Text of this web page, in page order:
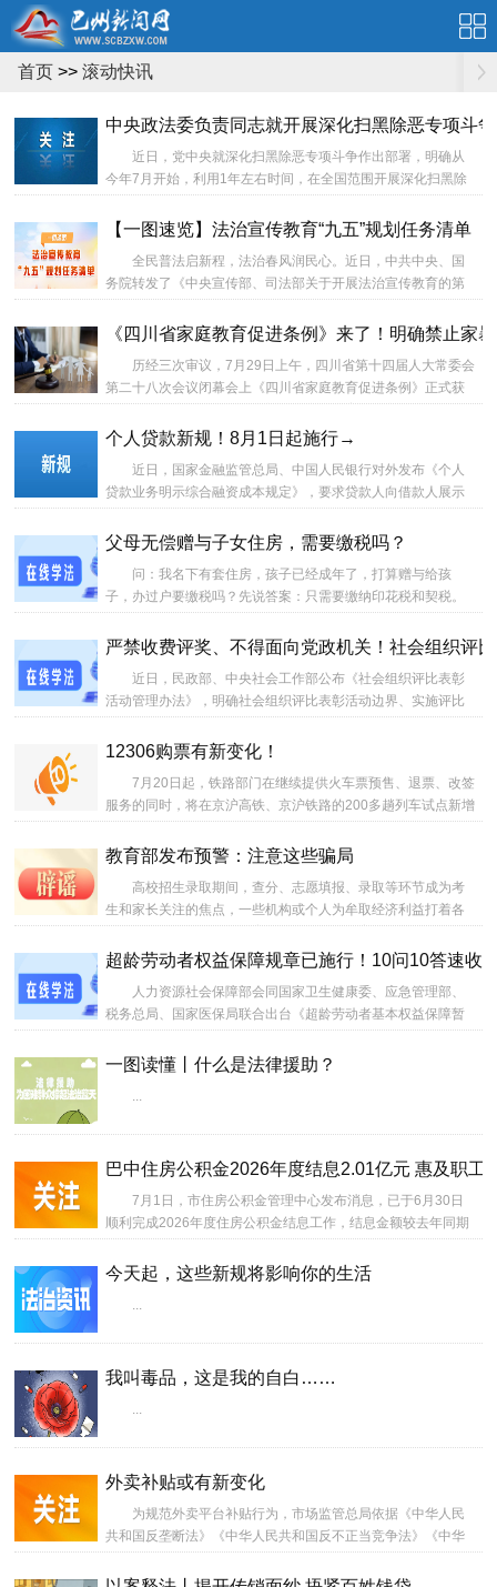
首页 >> 滚动快讯
中央政法委负责同志就开展深化扫黑除恶专项斗
近日，党中央就深化扫黑除恶专项斗争作出部署，明确从
今年7月开始，利用1年左右时间，在全国范围开展深化扫黑除
题，整治规范滋生黑恶犯罪的行业乱象，依法维护人民群众合
【一图速览】法治宣传教育“九五”规划任务清单
全民普法启新程，法治春风润民心。近日，中共中央、国
务院转发了《中央宣传部、司法部关于开展法治宣传教育的第
各部门结合实际认真贯彻落实。今后五年法治宣传教育工作将
《四川省家庭教育促进条例》来了！明确禁止家
历经三次审议，7月29日上午，四川省第十四届人大常委会
第二十八次会议闭幕会上《四川省家庭教育促进条例》正式获
志着“带娃”这件家事从此有了法治支撑。...
个人贷款新规！8月1日起施行→
近日，国家金融监管总局、中国人民银行对外发布《个人
贷款业务明示综合融资成本规定》，要求贷款人向借款人展示
项息费“阳光化”“透明化”。...
父母无偿赠与子女住房，需要缴税吗？
问：我名下有套住房，孩子已经成年了，打算赠与给孩
子，办过户要缴税吗？先说答案：只需要缴纳印花税和契税。
严禁收费评奖、不得面向党政机关！社会组织评
近日，民政部、中央社会工作部公布《社会组织评比表彰
活动管理办法》，明确社会组织评比表彰活动边界、实施评比
行，原《社会组织评比达标表彰活动管理办法》同时废止。...
12306购票有新变化！
7月20日起，铁路部门在继续提供火车票预售、退票、改签
服务的同时，将在京沪高铁、京沪铁路的200多趟列车试点新增
购票”专区，在列车开车前第60天至第17天填报预约需求，铁路
教育部发布预警：注意这些骗局
高校招生录取期间，查分、志愿填报、录取等环节成为考
生和家长关注的焦点，一些机构或个人为牟取经济利益打着各
警梳理了一批最新出现的诈骗套路，提醒大家擦亮眼睛、保持
超龄劳动者权益保障规章已施行！10问10答速收
人力资源社会保障部会同国家卫生健康委、应急管理部、
税务总局、国家医保局联合出台《超龄劳动者基本权益保障暂
行。...
一图读懂丨什么是法律援助？
...
巴中住房公积金2026年度结息2.01亿元 惠及职工
7月1日，市住房公积金管理中心发布消息，已于6月30日
顺利完成2026年度住房公积金结息工作，结息金额较去年同期
今天起，这些新规将影响你的生活
...
我叫毒品，这是我的自白……
...
外卖补贴或有新变化
为规范外卖平台补贴行为，市场监管总局依据《中华人民
共和国反垄断法》《中华人民共和国反不正当竞争法》《中华
民共和国食品安全法》等法律法规规定，在广泛听取各方面意